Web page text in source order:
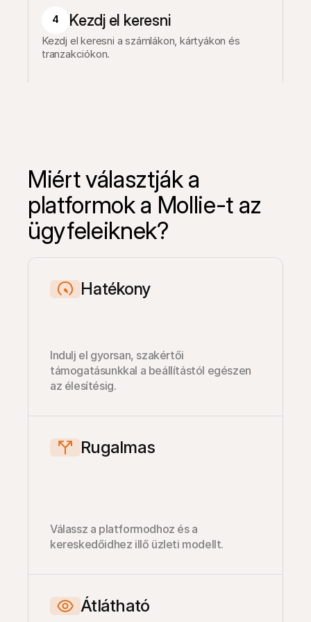
4 Kezdj el keresni
Kezdj el keresni a számlákon, kártyákon és
tranzakciókon.
Miért választják a
platformok a Mollie-t az
ügyfeleiknek?
Hatékony
Indulj el gyorsan, szakértői
támogatásunkkal a beállítástól egészen
az élesítésig.
Rugalmas
Válassz a platformodhoz és a
kereskedőidhez illő üzleti modellt.
Átlátható